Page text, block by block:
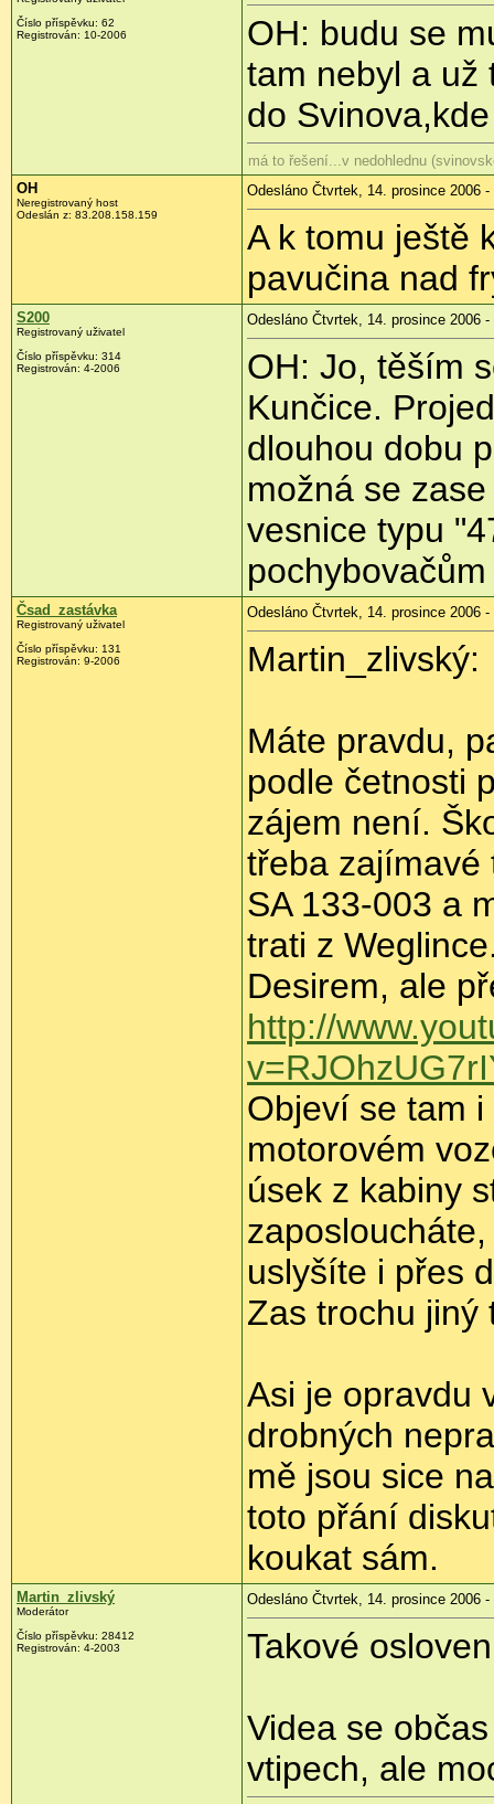
Číslo příspěvku: 62
Registrován: 10-2006
OH: budu se
tam nebyl a už
do
má to řešení...v nedohlednu
OH
Neregistrovaný host
Odeslán z: 83.208.158.159
Odesláno Čtvrtek, 14. prosince 2006 -
A k tomu ještě
pavučina nad
S200
Registrovaný uživatel
Číslo příspěvku: 314
Registrován: 4-2006
Odesláno Čtvrtek, 14. prosince 2006 -
OH: Jo, těším
Kunčice.
dlouhou dobu
možná se
vesnice typu
Čsad_zastávka
Registrovaný uživatel
Číslo příspěvku: 131
Registrován: 9-2006
Odesláno Čtvrtek, 14. prosince 2006 -
Martin_zlivský:
Máte pravdu,
podle četnosti
zájem není.
třeba zajímavé
SA 133-003 a
trati z
Desirem, ale
http://
Objeví se tam
motorovém
úsek z kabiny
uslyšíte i přes
Zas trochu jiný
Asi je opravdu
drobných
mě jsou sice
toto přání
koukat sám.
Martin_zlivský
Moderátor
Číslo příspěvku: 28412
Registrován: 4-2003
Odesláno Čtvrtek, 14. prosince 2006 -
Takové
Videa se
vtipech, ale